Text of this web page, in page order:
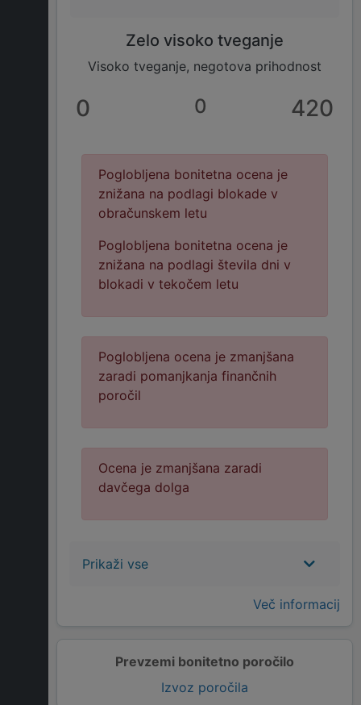
Prevzemi bonitetno poročilo
Izvoz poročila
Zelo visoko tveganje
Visoko tveganje, negotova prihodnost
0 0 420
Poglobljena bonitetna ocena je
znižana na podlagi blokade v
obračunskem letu
Poglobljena bonitetna ocena je
znižana na podlagi števila dni v
blokadi v tekočem letu
Poglobljena ocena je zmanjšana
zaradi pomanjkanja finančnih
poročil
Ocena je zmanjšana zaradi
davčega dolga
Prikaži vse
Več informacij